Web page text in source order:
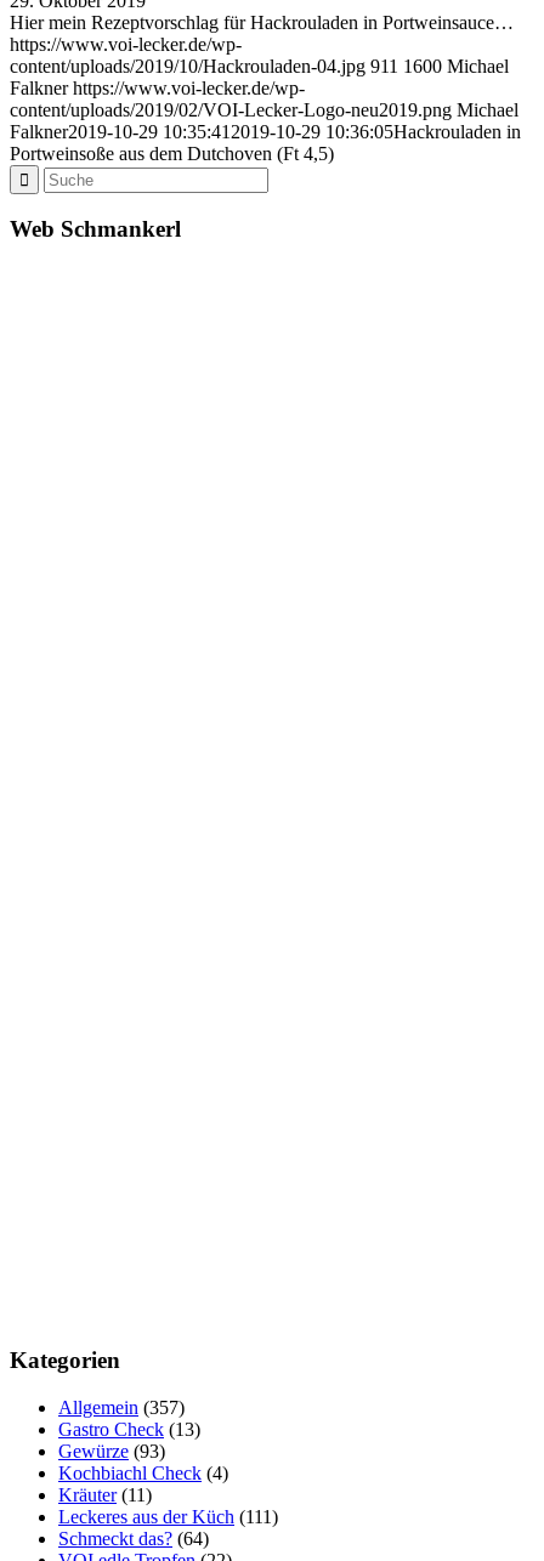
Hier mein Rezeptvorschlag für Hackrouladen in Portweinsauce…
https://www.voi-lecker.de/wp-
content/uploads/2019/10/Hackrouladen-04.jpg 911 1600 Michael
Falkner https://www.voi-lecker.de/wp-
content/uploads/2019/02/VOI-Lecker-Logo-neu2019.png Michael
Falkner2019-10-29 10:35:41 2019-10-29 10:36:05Hackrouladen in
Portweinsoße aus dem Dutchoven (Ft 4,5)
Web Schmankerl
Kategorien
Allgemein (357)
Gastro Check (13)
Gewürze (93)
Kochbiachl Check (4)
Kräuter(11)
Leckeres aus der Küch (111)
Schmeckt das? (64)